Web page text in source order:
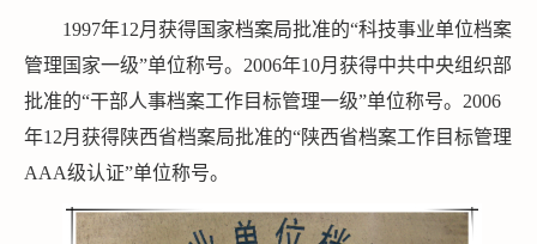
1997年12月获得国家档案局批准的“科技事业单位档案
管理国家一级”单位称号。2006年10月获得中共中央组织部
批准的“干部人事档案工作目标管理一级”单位称号。2006
年12月获得陕西省档案局批准的“陕西省档案工作目标管理
AAA级认证”单位称号。